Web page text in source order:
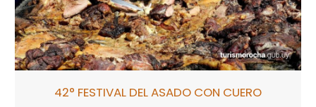
42° FESTIVAL DEL ASADO CON CUERO